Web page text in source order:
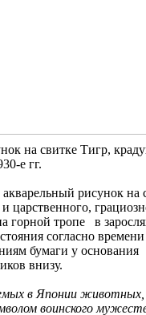
на свитке Тигр,
е гг.
рисунок на
царственного,
горной тропе в
согласно времени
бумаги у основания
внизу.
в Японии животных,
воинского